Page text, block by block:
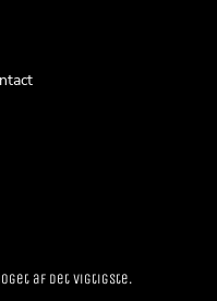
af det vigtigste.